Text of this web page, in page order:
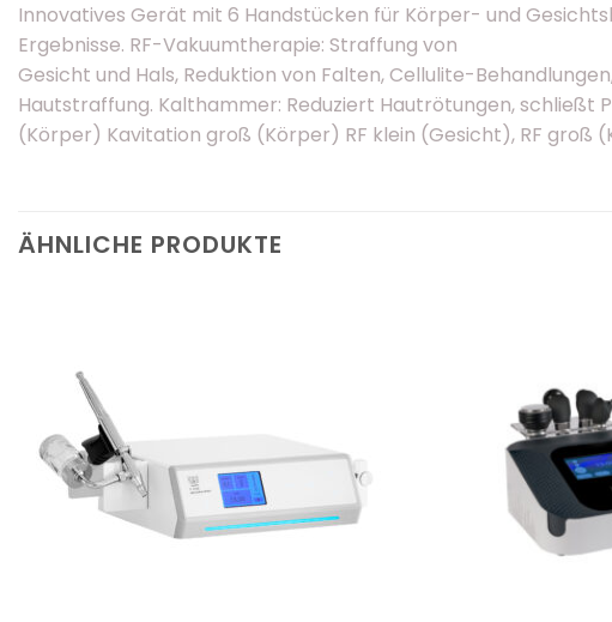
Innovatives Gerät mit 6 Handstücken für Körper- und
Ergebnisse. RF-Vakuumtherapie: Straffung von
Gesicht und Hals, Reduktion von Falten, Cellulite-
Hautstraffung. Kalthammer: Reduziert Hautrötungen, schließt
(Körper) Kavitation groß (Körper) RF klein (Gesicht), RF
ÄHNLICHE PRODUKTE